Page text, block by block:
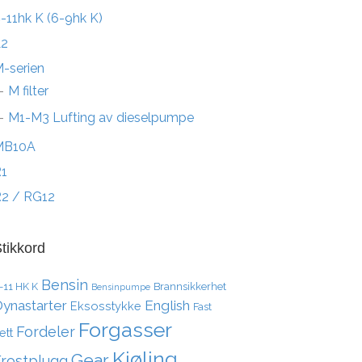
11hk K (6-9hk K)
serien
M filter
M1-M3 Lufting av dieselpumpe
/ RG12
11 HK K Bensin Bensinpumpe Brannsikkerhet
Eksosstykke English Fast
Fordeler Forgasser